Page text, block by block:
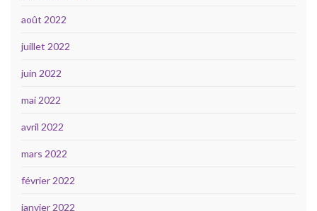
août 2022
juillet 2022
juin 2022
mai 2022
avril 2022
mars 2022
février 2022
janvier 2022